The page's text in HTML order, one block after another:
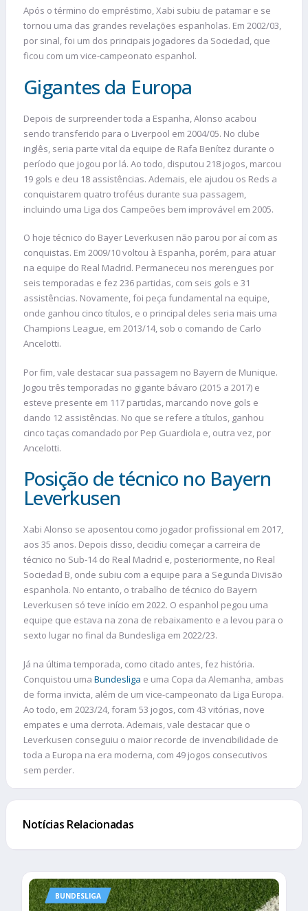
Após o término do empréstimo, Xabi subiu de patamar e se
tornou uma das grandes revelações espanholas. Em 2002/03,
por sinal, foi um dos principais jogadores da Sociedad, que
ficou com um vice-campeonato espanhol.
Gigantes da Europa
Depois de surpreender toda a Espanha, Alonso acabou
sendo transferido para o Liverpool em 2004/05. No clube
inglês, seria parte vital da equipe de Rafa Benítez durante o
período que jogou por lá. Ao todo, disputou 218 jogos, marcou
19 gols e deu 18 assistências. Ademais, ele ajudou os Reds a
conquistarem quatro troféus durante sua passagem,
incluindo uma Liga dos Campeões bem improvável em 2005.
O hoje técnico do Bayer Leverkusen não parou por aí com as
conquistas. Em 2009/10 voltou à Espanha, porém, para atuar
na equipe do Real Madrid. Permaneceu nos merengues por
seis temporadas e fez 236 partidas, com seis gols e 31
assistências. Novamente, foi peça fundamental na equipe,
onde ganhou cinco títulos, e o principal deles seria mais uma
Champions League, em 2013/14, sob o comando de Carlo
Ancelotti.
Por fim, vale destacar sua passagem no Bayern de Munique.
Jogou três temporadas no gigante bávaro (2015 a 2017) e
esteve presente em 117 partidas, marcando nove gols e
dando 12 assistências. No que se refere a títulos, ganhou
cinco taças comandado por Pep Guardiola e, outra vez, por
Ancelotti.
Posição de técnico no Bayern
Leverkusen
Xabi Alonso se aposentou como jogador profissional em 2017,
aos 35 anos. Depois disso, decidiu começar a carreira de
técnico no Sub-14 do Real Madrid e, posteriormente, no Real
Sociedad B, onde subiu com a equipe para a Segunda Divisão
espanhola. No entanto, o trabalho de técnico do Bayern
Leverkusen só teve início em 2022. O espanhol pegou uma
equipe que estava na zona de rebaixamento e a levou para o
sexto lugar no final da Bundesliga em 2022/23.
Já na última temporada, como citado antes, fez história.
Conquistou uma Bundesliga e uma Copa da Alemanha, ambas
de forma invicta, além de um vice-campeonato da Liga Europa.
Ao todo, em 2023/24, foram 53 jogos, com 43 vitórias, nove
empates e uma derrota. Ademais, vale destacar que o
Leverkusen conseguiu o maior recorde de invencibilidade de
toda a Europa na era moderna, com 49 jogos consecutivos
sem perder.
Notícias Relacionadas
BUNDESLIGA